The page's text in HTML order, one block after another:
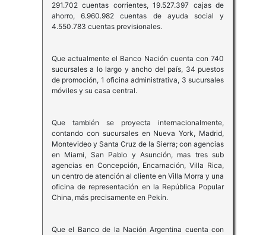
291.702 cuentas corrientes, 19.527.397 cajas de
ahorro, 6.960.982 cuentas de ayuda social y
4.550.783 cuentas previsionales.
Que actualmente el Banco Nación cuenta con 740
sucursales a lo largo y ancho del país, 34 puestos
de promoción, 1 oficina administrativa, 3 sucursales
móviles y su casa central.
Que también se proyecta internacionalmente,
contando con sucursales en Nueva York, Madrid,
Montevideo y Santa Cruz de la Sierra; con agencias
en Miami, San Pablo y Asunción, mas tres sub
agencias en Concepción, Encarnación, Villa Rica,
un centro de atención al cliente en Villa Morra y una
oficina de representación en la República Popular
China, más precisamente en Pekín.
Que el Banco de la Nación Argentina cuenta con